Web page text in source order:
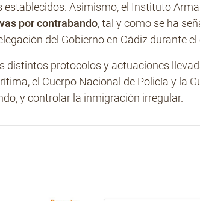
Asimismo, el Instituto
por contrabando, tal y como se ha
del Gobierno en Cádiz durante el
distintos protocolos y actuaciones
el Cuerpo Nacional de Policía y la
y controlar la inmigración irregular.